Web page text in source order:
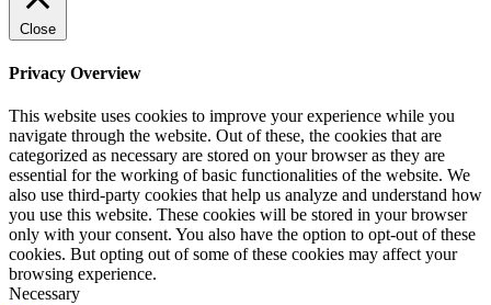
Close
Privacy Overview
This website uses cookies to improve your experience while you
navigate through the website. Out of these, the cookies that are
categorized as necessary are stored on your browser as they are
essential for the working of basic functionalities of the website. We
also use third-party cookies that help us analyze and understand how
you use this website. These cookies will be stored in your browser
only with your consent. You also have the option to opt-out of these
cookies. But opting out of some of these cookies may affect your
browsing experience.
Necessary